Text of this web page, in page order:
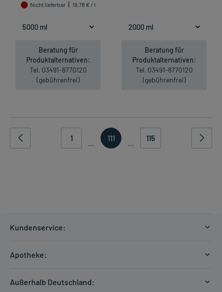
Nicht lieferbar
19,78 € / l
Beratung für
Produktalternativen:
Tel. 03491-8770120
(gebührenfrei)
Beratung für
Produktalternativen:
Tel. 03491-8770120
(gebührenfrei)
1
...
111
...
115
Kundenservice:
Zahlungsarten
Apotheke:
Außerhalb Deutschland: